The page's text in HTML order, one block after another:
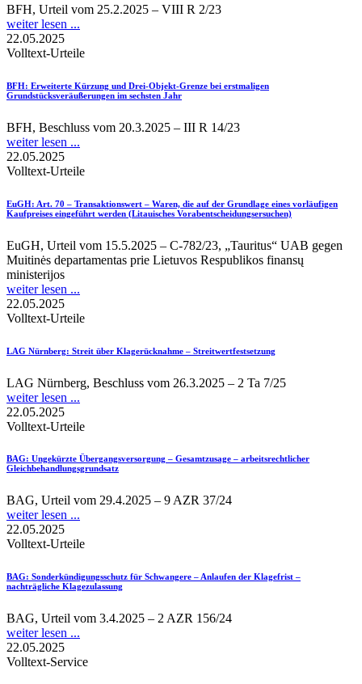
BFH, Urteil vom 25.2.2025 – VIII R 2/23
weiter lesen ...
22.05.2025
Volltext-Urteile
BFH: Erweiterte Kürzung und Drei-Objekt-Grenze bei erstmaligen
Grundstücksveräußerungen im sechsten Jahr
BFH, Beschluss vom 20.3.2025 – III R 14/23
weiter lesen ...
22.05.2025
Volltext-Urteile
EuGH: Art. 70 – Transaktionswert – Waren, die auf der Grundlage eines vorläufigen
Kaufpreises eingeführt werden (Litauisches Vorabentscheidungsersuchen)
EuGH, Urteil vom 15.5.2025 – C-782/23, „Tauritus“ UAB gegen
Muitinės departamentas prie Lietuvos Respublikos finansų
ministerijos
weiter lesen ...
22.05.2025
Volltext-Urteile
LAG Nürnberg: Streit über Klagerücknahme – Streitwertfestsetzung
LAG Nürnberg, Beschluss vom 26.3.2025 – 2 Ta 7/25
weiter lesen ...
22.05.2025
Volltext-Urteile
BAG: Ungekürzte Übergangsversorgung – Gesamtzusage – arbeitsrechtlicher
Gleichbehandlungsgrundsatz
BAG, Urteil vom 29.4.2025 – 9 AZR 37/24
weiter lesen ...
22.05.2025
Volltext-Urteile
BAG: Sonderkündigungsschutz für Schwangere – Anlaufen der Klagefrist –
nachträgliche Klagezulassung
BAG, Urteil vom 3.4.2025 – 2 AZR 156/24
weiter lesen ...
22.05.2025
Volltext-Service